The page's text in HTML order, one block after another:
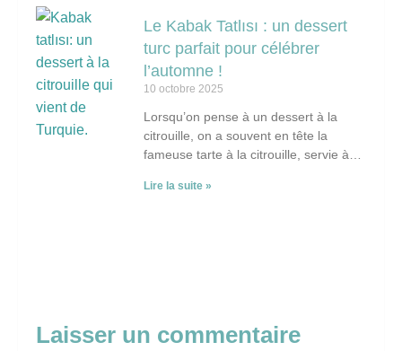
Le Kabak Tatlısı : un dessert
turc parfait pour célébrer
l’automne !
10 octobre 2025
Lorsqu’on pense à un dessert à la
citrouille, on a souvent en tête la
fameuse tarte à la citrouille, servie à
Lire la suite »
Laisser un commentaire